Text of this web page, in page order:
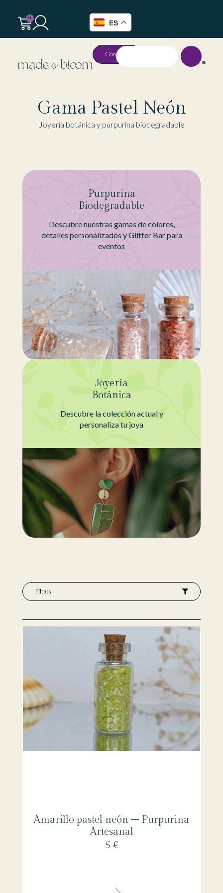
ES
0
Contacto
Gama Pastel Neón
Joyería botánica y purpurina biodegradable
Purpurina
Biodegradable
Descubre nuestras gamas de colores,
detalles personalizados y Glitter Bar para
eventos
Joyería
Botánica
Descubre la colección actual y
personaliza tu joya
Filtros
Amarillo pastel neón – Purpurina
Artesanal
5 €